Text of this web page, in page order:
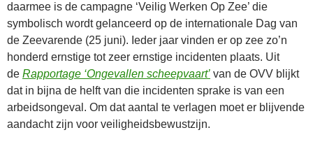
daarmee is de campagne ‘Veilig Werken Op Zee’ die
symbolisch wordt gelanceerd op de internationale Dag van
de Zeevarende (25 juni). Ieder jaar vinden er op zee zo’n
honderd ernstige tot zeer ernstige incidenten plaats. Uit
de Rapportage ‘Ongevallen scheepvaart’ van de OVV blijkt
dat in bijna de helft van die incidenten sprake is van een
arbeidsongeval. Om dat aantal te verlagen moet er blijvende
aandacht zijn voor veiligheidsbewustzijn.